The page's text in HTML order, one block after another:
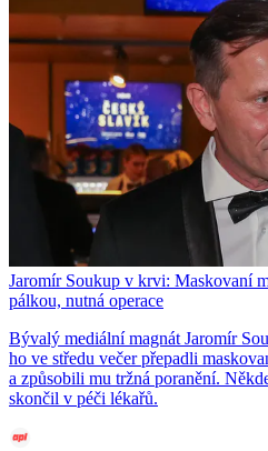
Jaromír Soukup v krvi: Maskovaní
pálkou, nutná operace
Bývalý mediální magnát Jaromír
ho ve středu večer přepadli
a způsobili mu tržná poranění.
skončil v péči lékařů.